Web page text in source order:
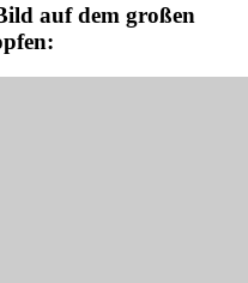
auf dem großen